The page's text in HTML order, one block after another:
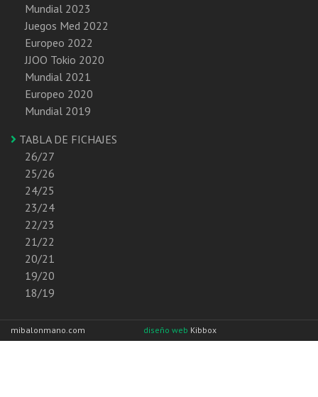
Mundial 2023
Juegos Med 2022
Europeo 2022
JJOO Tokio 2020
Mundial 2021
Europeo 2020
Mundial 2019
TABLA DE FICHAJES
26/27
25/26
24/25
23/24
22/23
21/22
20/21
19/20
18/19
mibalonmano.com diseño web Kibbox